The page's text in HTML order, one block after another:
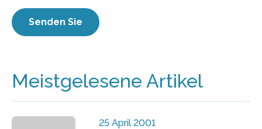
Meistgelesene Artikel
25 April 2001